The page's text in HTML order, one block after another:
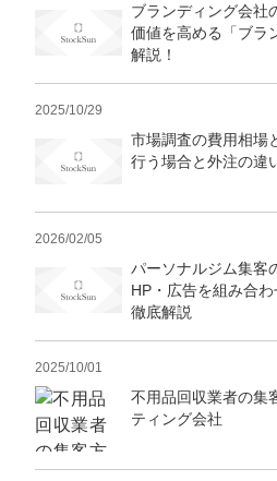
ブランディング会社
価値を高める「ブラ
解説！
2025/10/29
市場調査の費用相場
行う場合と外注の違
2026/02/05
パーソナルジム集客
HP・広告を組み合
徹底解説
2025/10/01
不用品回収業者の集
ティング会社